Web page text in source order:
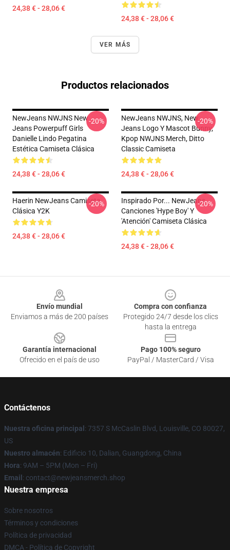
24,38 € - 28,06 €
24,38 € - 28,06 €
VER MÁS
Productos relacionados
NewJeans NWJNS New
Jeans Powerpuff Girls
Danielle Lindo Pegatina
Estética Camiseta Clásica
24,38 € - 28,06 €
-20%
NewJeans NWJNS, New
Jeans Logo Y Mascot Bunny,
Kpop NWJNS Merch, Ditto
Classic Camiseta
24,38 € - 28,06 €
-20%
Haerin NewJeans Camiseta
Clásica Y2K
24,38 € - 28,06 €
-20%
Inspirado Por... NewJeans
Canciones 'Hype Boy' Y
'Atención' Camiseta Clásica
24,38 € - 28,06 €
-20%
Envío mundial
Enviamos a más de 200 países
Compra con confianza
Protegido 24/7 desde los clics
hasta la entrega
Garantía internacional
Ofrecido en el país de uso
Pago 100% seguro
PayPal / MasterCard / Visa
Contáctenos
Nuestra oficina principal : 7357 S McCaslin Blvd, Louisville, CO 80027,
US
Nuestro almacén: Edificio 10, Dalian, Guangdong, China
Hora: 9AM – 5PM (Mon – Fri)
Email : contact@newjeansmerch.shop
Nuestra empresa
Sobre nosotros
Términos y condiciones
Política de privacidad
DMCA - Política de Copyright